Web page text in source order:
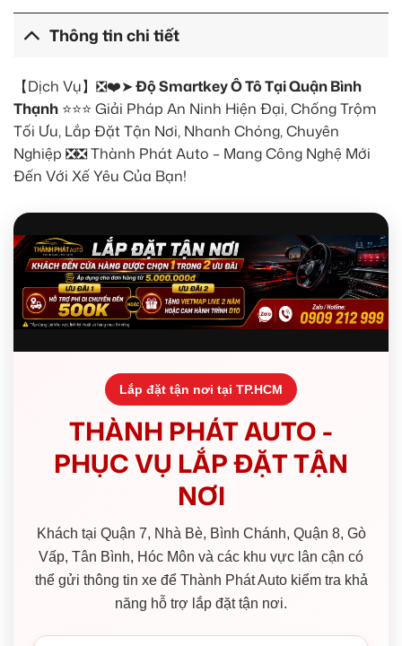
Thông tin chi tiết
【Dịch Vụ】❎❤️➤Độ Smartkey Ô Tô Tại Quận Bình
Thạnh ⭐⭐⭐ Giải Pháp An Ninh Hiện Đại, Chống Trộm
Tối Ưu, Lắp Đặt Tận Nơi, Nhanh Chóng, Chuyên
Nghiệp ❎❎ Thành Phát Auto – Mang Công Nghệ Mới
Đến Với Xế Yêu Của Bạn!
Lắp đặt tận nơi tại TP.HCM
THÀNH PHÁT AUTO -
PHỤC VỤ LẮP ĐẶT TẬN
NƠI
Khách tại Quận 7, Nhà Bè, Bình Chánh, Quận 8, Gò
Vấp, Tân Bình, Hóc Môn và các khu vực lân cận có
thể gửi thông tin xe để Thành Phát Auto kiểm tra khả
năng hỗ trợ lắp đặt tận nơi.